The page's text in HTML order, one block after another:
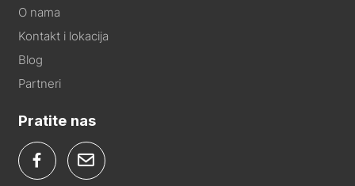
O nama
Kontakt i lokacija
Blog
Partneri
Pratite nas